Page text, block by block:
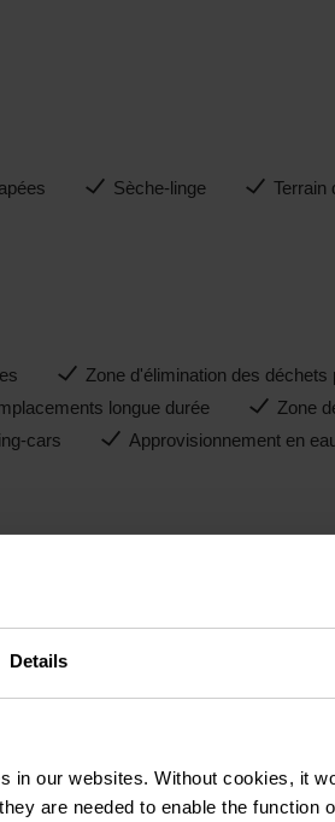
Details
in our websites. Without cookies, it
are needed to enable the function
Sèche-linge
Terrain
Zone d'élimination des
longue durée
Zone
cars Approvisionnement en